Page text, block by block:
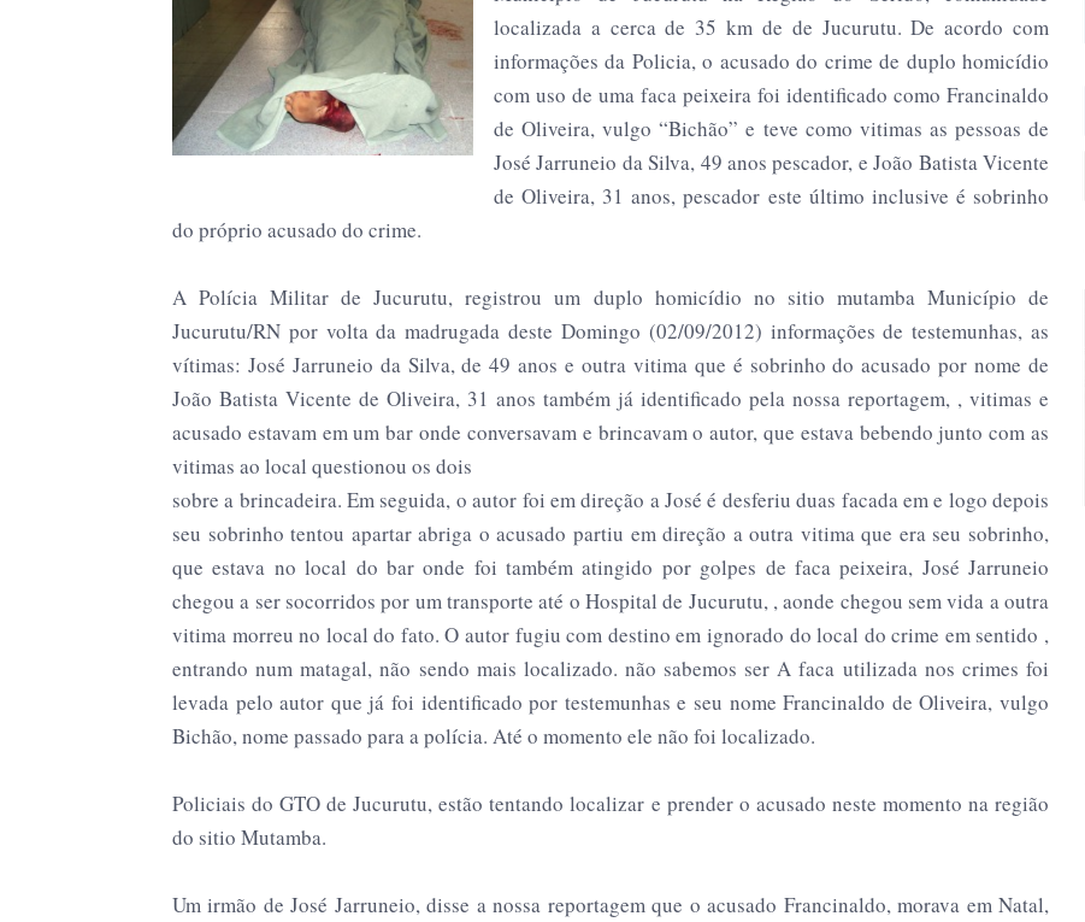
localizada a cerca de 35 km de de Jucurutu. De acordo com
informações da Policia, o acusado do crime de duplo homicídio
com uso de uma faca peixeira foi identificado como Francinaldo
de Oliveira, vulgo “Bichão” e teve como vitimas as pessoas de
José Jarruneio da Silva, 49 anos pescador, e João Batista Vicente
de Oliveira, 31 anos, pescador este último inclusive é sobrinho
do próprio acusado do crime.
A Polícia Militar de Jucurutu, registrou um duplo homicídio no sitio mutamba Município de
Jucurutu/RN por volta da madrugada deste Domingo (02/09/2012) informações de testemunhas, as
vítimas: José Jarruneio da Silva, de 49 anos e outra vitima que é sobrinho do acusado por nome de
João Batista Vicente de Oliveira, 31 anos também já identificado pela nossa reportagem, , vitimas e
acusado estavam em um bar onde conversavam e brincavam o autor, que estava bebendo junto com as
vitimas ao local questionou os dois
sobre a brincadeira. Em seguida, o autor foi em direção a José é desferiu duas facada em e logo depois
seu sobrinho tentou apartar abriga o acusado partiu em direção a outra vitima que era seu sobrinho,
que estava no local do bar onde foi também atingido por golpes de faca peixeira, José Jarruneio
chegou a ser socorridos por um transporte até o Hospital de Jucurutu, , aonde chegou sem vida a outra
vitima morreu no local do fato. O autor fugiu com destino em ignorado do local do crime em sentido ,
entrando num matagal, não sendo mais localizado. não sabemos ser A faca utilizada nos crimes foi
levada pelo autor que já foi identificado por testemunhas e seu nome Francinaldo de Oliveira, vulgo
Bichão, nome passado para a polícia. Até o momento ele não foi localizado.
Policiais do GTO de Jucurutu, estão tentando localizar e prender o acusado neste momento na região
do sitio Mutamba.
Um irmão de José Jarruneio, disse a nossa reportagem que o acusado Francinaldo, morava em Natal,